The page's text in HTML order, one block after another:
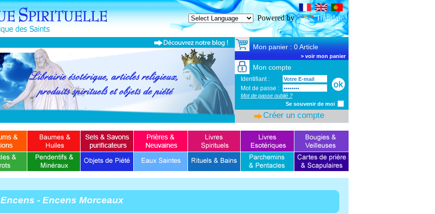
Powered by Translate
Mon panier : 0 Article
> voir mon panier
Mon compte
Identifiant :
Mot de passe :
Mot de passe oublié ?
Se souvenir de moi
Créer un compte
Encens - Encens Morceaux